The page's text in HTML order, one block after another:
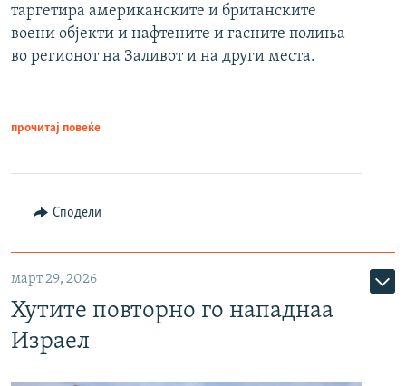
таргетира американските и британските
воени објекти и нафтените и гасните полиња
во регионот на Заливот и на други места.
прочитај повеќе
Сподели
март 29, 2026
Хутите повторно го нападнаа
Израел